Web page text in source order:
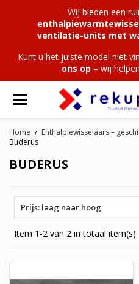
Wij bieden een
ventilatie-units met
Kunt u het juiste model niet
ons op – wij
Home
Enthalpiewisselaars –
Buderus
BUDERUS
Prijs: laag naar hoog
Item 1-2 van 2 in totaal item(s)